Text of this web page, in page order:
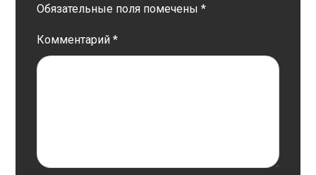
Обязательные поля помечены*
Комментарий*